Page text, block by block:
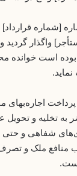
قرارداد]
واگذار گردید
است خوانده
اجاره‌بهای
به تخلیه و
شفاهی و حتی
منافع ملک و